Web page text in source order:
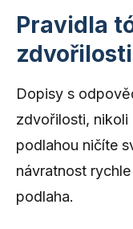
Pravidla
zdvořilosti
Dopisy s
zdvořilosti,
podlahou ničíte
návratnost
podlaha.